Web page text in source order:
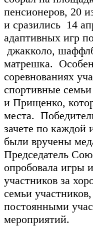
пенсионеров, 20
и сразились 14
адаптивных игр
джакколо,
матрешка.
соревнованиях
спортивные
и Прищенко,
места.
зачете по каждой
были вручены
Председатель
опробовала игры
участников за
семьи
постоянными
мероприятий.